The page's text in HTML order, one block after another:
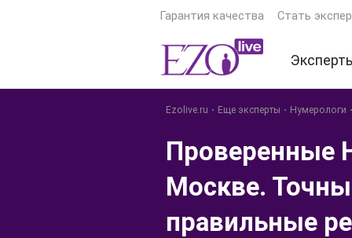
Гарантия качества Стать
Гадалки
Тарологи
Ezolive.ru Еще эксперты Нумерологи
Проверенные
Москве.
правильные